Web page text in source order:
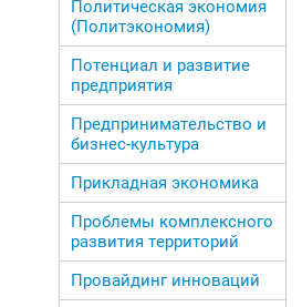
Политическая экономия
(Политэкономия)
Потенциал и развитие
предприятия
Предпринимательство и
бизнес-культура
Прикладная экономика
Проблемы комплексного
развития территорий
Провайдинг инноваций